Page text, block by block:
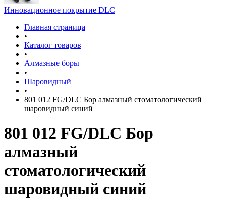
Инновационное покрытие DLC
Главная страница
•
Каталог товаров
•
Алмазные боры
•
Шаровидный
•
801 012 FG/DLC Бор алмазный стоматологический
шаровидный синий
801 012 FG/DLC Бор
алмазный
стоматологический
шаровидный синий